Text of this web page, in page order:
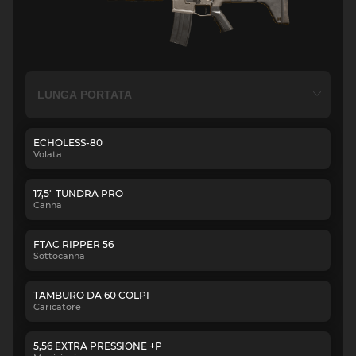
ECHOLESS-80
Volata
17,5" TUNDRA PRO
Canna
FTAC RIPPER 56
Sottocanna
TAMBURO DA 60 COLPI
Caricatore
5,56 EXTRA PRESSIONE +P